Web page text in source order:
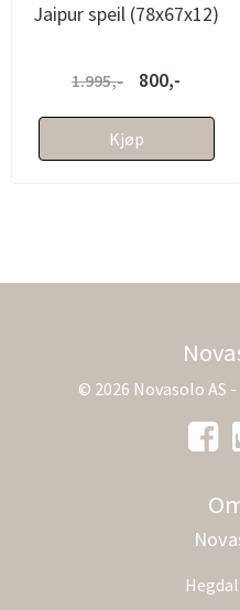
Jaipur speil (78x67x12)
1.995,- 800,-
Kjøp
© 2026 Novasolo AS